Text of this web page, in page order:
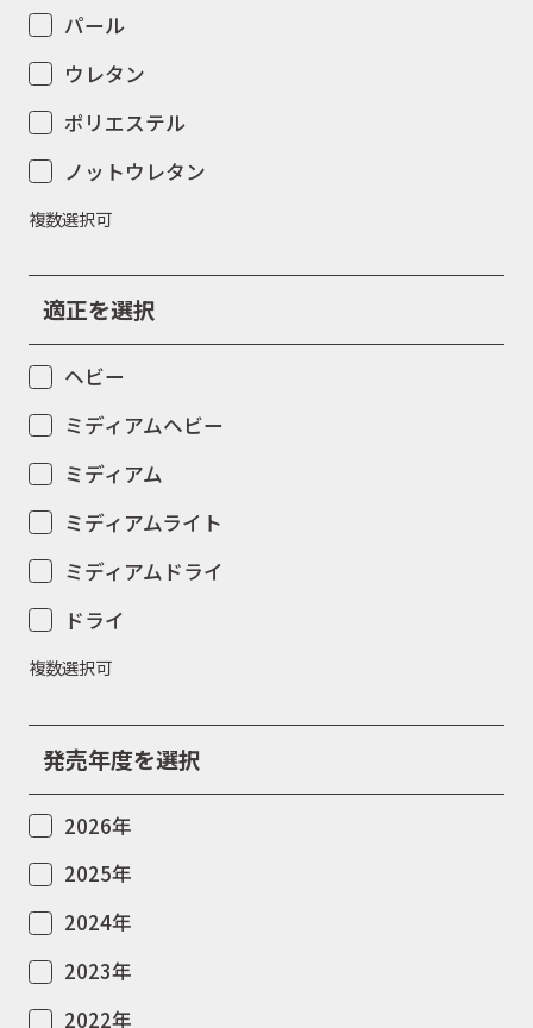
取扱商品
取扱ブランド
商品カタログ
パール
ウレタン
ポリエステル
ノットウレタン
複数選択可
適正を選択
ヘビー
ミディアムヘビー
ミディアム
ミディアムライト
ミディアムドライ
ドライ
複数選択可
発売年度を選択
2026年
2025年
2024年
2023年
2022年